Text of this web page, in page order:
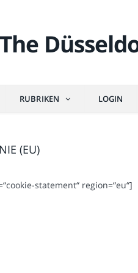
RUBRIKEN LOGIN
(EU)
statement“ region=“eu“]